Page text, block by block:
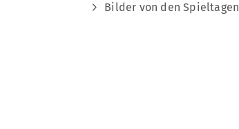
Bilder von den Spieltagen